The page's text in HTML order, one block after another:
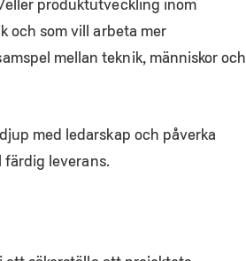
produktutveckling inom
och som vill arbeta mer
mellan teknik, människor och
med ledarskap och påverka
färdig leverans.